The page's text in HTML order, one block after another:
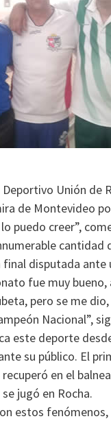
Deportivo Unión de
de Montevideo
puedo creer”,
disputada ante
fue muy
pero se me
Nacional”,
este deporte
su público. El
recuperó en el
jugó en Rocha.
estos